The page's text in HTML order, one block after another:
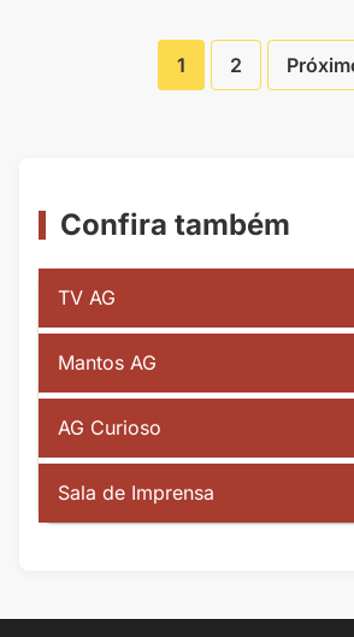
1 2
Confira também
TV AG
Mantos AG
AG Curioso
Sala de Imprensa